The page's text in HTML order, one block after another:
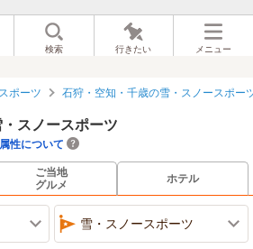
検索 行きたい メニュー
ポーツ 石狩・空知・千歳の雪・スノースポー
スノースポーツ
性について
ご当地
グルメ
ホテル
雪・スノースポーツ